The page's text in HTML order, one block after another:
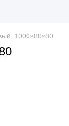
1000×80×80